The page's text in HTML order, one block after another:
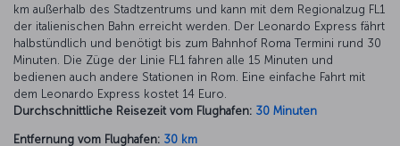
km außerhalb des Stadtzentrums und kann mit dem Regionalzug FL1
der italienischen Bahn erreicht werden. Der Leonardo Express fährt
halbstündlich und benötigt bis zum Bahnhof Roma Termini rund 30
Minuten. Die Züge der Linie FL1 fahren alle 15 Minuten und
bedienen auch andere Stationen in Rom. Eine einfache Fahrt mit
dem Leonardo Express kostet 14 Euro.
Durchschnittliche Reisezeit vom Flughafen: 30 Minuten
Entfernung vom Flughafen: 30 km